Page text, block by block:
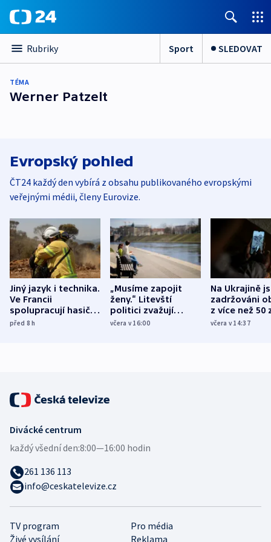
Rubriky Sport SLEDOVAT
TÉMA
Werner Patzelt
Evropský pohled
ČT24 každý den vybírá z obsahu publikovaného evropskými
veřejnými médii, členy Eurovize.
Jiný jazyk i technika.
Ve Francii
spolupracují hasiči z
různých zemí
před 8h
„Musíme zapojit
ženy.“ Litevští
politici zvažují
dohodu o
včera v 16:00
Na Ukrajině
zadržováni
z více než 50
Bojovali na
včera v 14:37
TV program
Pro média
Živé vysílání
Reklama
Divácké centrum
každý všední den:8:00—16:00 hodin
261 136 113
info@ceskatelevize.cz